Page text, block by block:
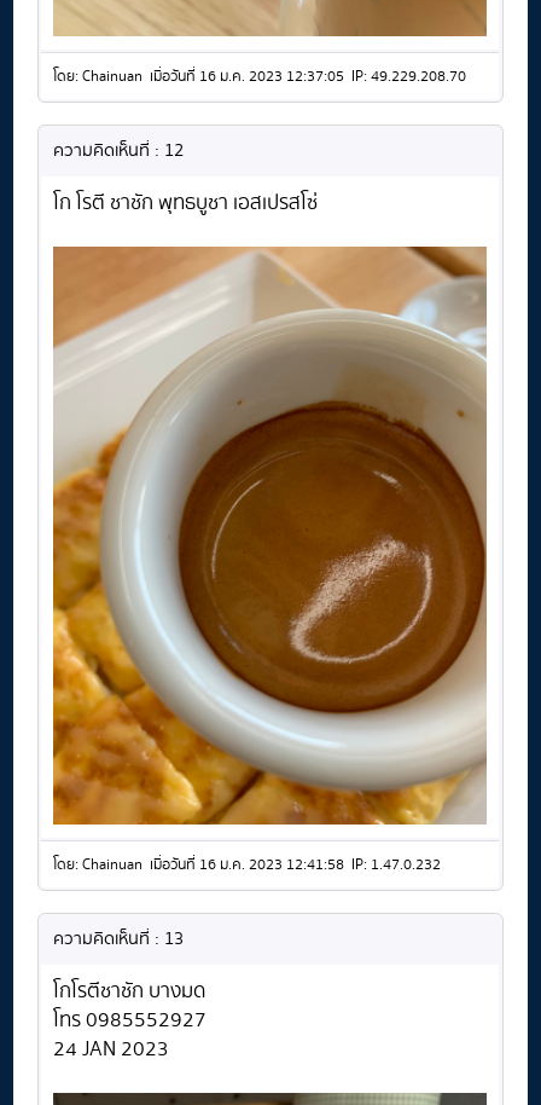
โดย: Chainuan เมื่อวันที่ 16 ม.ค. 2023 12:37:05 IP: 49.229.208.70
ความคิดเห็นที่ : 12
โก โรตี ชาชัก พุทธบูชา เอสเปรสโซ่
โดย: Chainuan เมื่อวันที่ 16 ม.ค. 2023 12:41:58 IP: 1.47.0.232
ความคิดเห็นที่ : 13
โกโรตีชาชัก บางมด
โทร 0985552927
24 JAN 2023